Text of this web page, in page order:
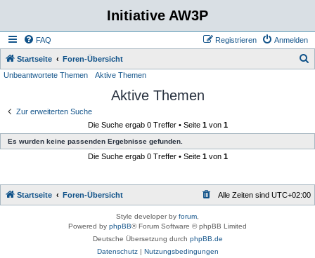
Initiative AW3P
FAQ Anmelden
Registrieren
Startseite Foren-Übersicht
Unbeantwortete Themen Aktive Themen
Aktive Themen
Zur erweiterten Suche
Die Suche ergab 0 Treffer • Seite 1von 1
Es wurden keine passenden Ergebnisse gefunden.
Die Suche ergab 0 Treffer • Seite 1von 1
Startseite Foren-Übersicht Alle Zeiten sind UTC+02:00
Style developer by forum
Powered by phpBB® Forum Software © phpBB Limited
Deutsche Übersetzung durch phpBB.de
Datenschutz| Nutzungsbedingungen